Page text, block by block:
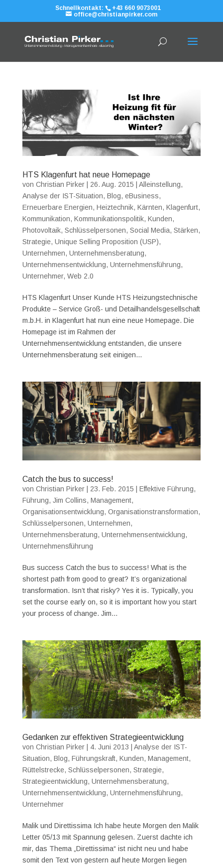
Schnellkontakt:
+43 660 9073001
office@christianpirker.com
HTS Klagenfurt hat neue Homepage
von Christian Pirker| 26. Aug. 2015 Alleinstellung,
Analyse der IST-Situation, Blog, eBusiness,
Erneuerbare Energien, Heiztechnik, Kärnten, Klagenfurt,
Kommunikation, Kommunikationspolitik, Kunden,
Photovoltaik, Schlüsselpersonen, Social Media, Stärken,
Strategie, Unique Selling Proposition (USP),
Unternehmen, Unternehmensberatung,
Unternehmensentwicklung, Unternehmensführung,
Unternehmer, Web 2.0
HTS Klagenfurt Unser Kunde HTS Heizungstechnische
Produkte – Service Groß- und Detailhandelsgesellschaft
m.b.H. in Klagenfurt hat nun eine neue Homepage. Die
Homepage ist im Rahmen der
Unternehmensentwicklung entstanden, die unsere
Unternehmensberatung seit einigen...
Catch the bus to success!
von Christian Pirker| 23. Feb. 2015 | Effektive Führung,
Führung, Jim Collins, Management,
Organisationsentwicklung, Organisationstransformation,
Schlüsselpersonen, Unternehmen,
Unternehmensberatung, Unternehmensentwicklung,
Unternehmensführung
Bus success Catch the bus to success! What is the
shortest path from good to great? It’s organizational
transformation. Isn’t that risky? Yes it is. Typically, you
set the course early on, so it is important how you start
your process of change. Jim...
Gedanken zur effektiven Strategieentwicklung
von Christian Pirker| 4. Juni 2013
Analyse der IST-
Situation, Blog, Führungskraft, Kunden, Management,
Rüttelstrecke, Schlüsselpersonen, Strategie,
Strategieentwicklung, Unternehmensberatung,
Unternehmensentwicklung, Unternehmensführung,
Unternehmer
Malik und Direttissima Ich habe heute Morgen den Malik
Letter 05/13 mit Spannung gelesen. Zuerst dachte ich
mir, das Thema „Direttissima“ ist nicht neu und habe
somit den Text von gestern auf heute Morgen liegen